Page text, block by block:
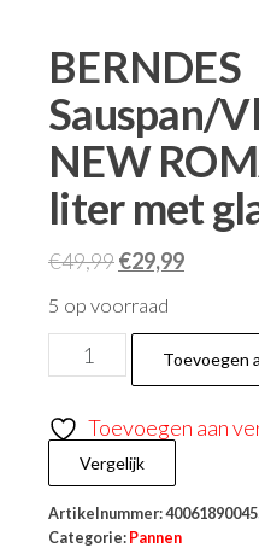
BERNDES
Sauspan/
NEW
liter met
€49,99€29,99
5 op voorraad
Toevoegen
Toevoegen aan
Vergelijk
Artikelnummer:
Categorie: Pannen